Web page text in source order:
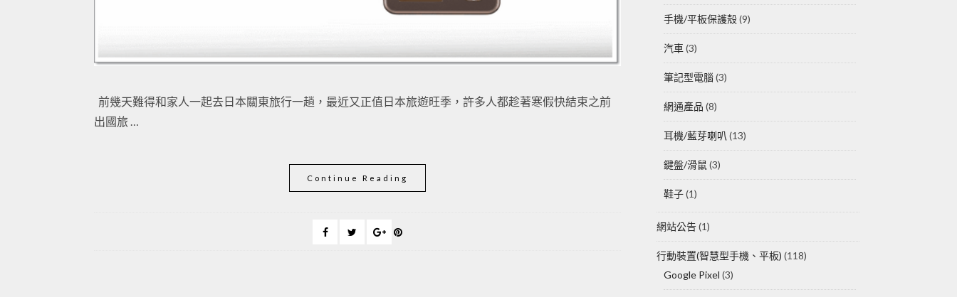
前幾天難得和家人一起去日本關東旅行一趟，最近又正值日本旅遊旺季，許多人都趁著寒假快結束之前
出國旅 …
Continue Reading
手機/平板保護殼(9)
汽車 (3)
筆記型電腦(3)
網通產品 (8)
耳機/藍芽喇叭 (13)
鍵盤/滑鼠 (3)
鞋子(1)
網站公告(1)
行動裝置(智慧型手機、平板) (118)
Google Pixel (3)